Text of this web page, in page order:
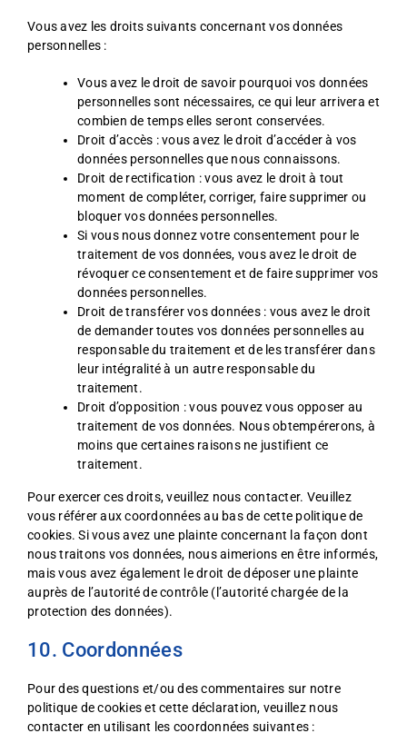
Vous avez les droits suivants concernant vos données
personnelles :
Vous avez le droit de savoir pourquoi vos données
personnelles sont nécessaires, ce qui leur arrivera et
combien de temps elles seront conservées.
Droit d’accès : vous avez le droit d’accéder à vos
données personnelles que nous connaissons.
Droit de rectification : vous avez le droit à tout
moment de compléter, corriger, faire supprimer ou
bloquer vos données personnelles.
Si vous nous donnez votre consentement pour le
traitement de vos données, vous avez le droit de
révoquer ce consentement et de faire supprimer vos
données personnelles.
Droit de transférer vos données : vous avez le droit
de demander toutes vos données personnelles au
responsable du traitement et de les transférer dans
leur intégralité à un autre responsable du
traitement.
Droit d’opposition : vous pouvez vous opposer au
traitement de vos données. Nous obtempérerons, à
moins que certaines raisons ne justifient ce
traitement.
Pour exercer ces droits, veuillez nous contacter. Veuillez
vous référer aux coordonnées au bas de cette politique de
cookies. Si vous avez une plainte concernant la façon dont
nous traitons vos données, nous aimerions en être informés,
mais vous avez également le droit de déposer une plainte
auprès de l’autorité de contrôle (l’autorité chargée de la
protection des données).
10. Coordonnées
Pour des questions et/ou des commentaires sur notre
politique de cookies et cette déclaration, veuillez nous
contacter en utilisant les coordonnées suivantes :